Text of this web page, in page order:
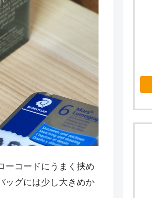
ーコードにうまく挟め
ッグには少し大きめか